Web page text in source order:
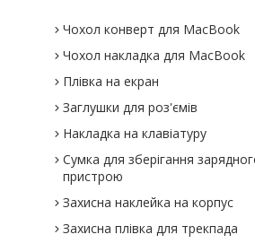
Чохол конверт для MacBook
Чохол накладка для MacBook
Плівка на екран
Заглушки для роз'ємів
Накладка на клавіатуру
Сумка для зберігання
пристрою
Захисна наклейка на корпус
Захисна плівка для трекпада